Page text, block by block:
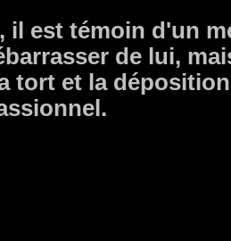
il est témoin d'un
de lui,
tort et la